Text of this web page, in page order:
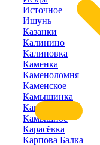
Источное
Ишунь
Казанки
Калинино
Калиновка
Каменка
Каменоломня
Каменское
Камышинка
Камышлы
Камышное
Карасёвка
Карпова Балка